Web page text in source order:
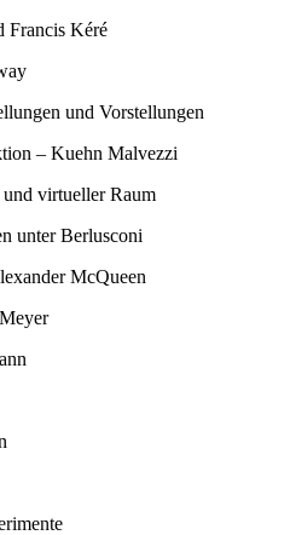
Francis Kéré
und Vorstellungen
– Kuehn Malvezzi
virtueller Raum
unter Berlusconi
McQueen